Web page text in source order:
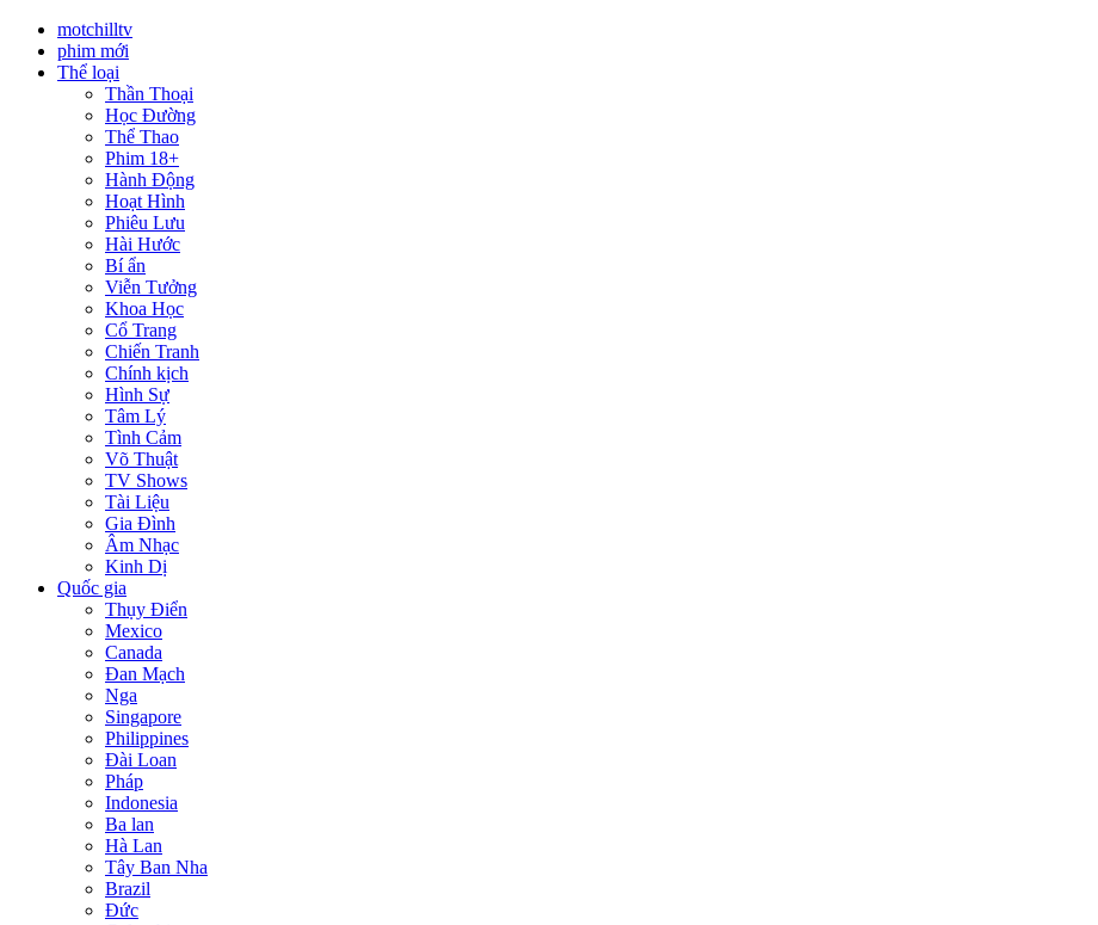
motchilltv
phim mới
Thể loại
Thần Thoại
Học Đường
Thể Thao
Phim 18+
Hành Động
Hoạt Hình
Phiêu Lưu
Hài Hước
Bí ẩn
Viễn Tưởng
Khoa Học
Cổ Trang
Chiến Tranh
Chính kịch
Hình Sự
Tâm Lý
Tình Cảm
Võ Thuật
TV Shows
Tài Liệu
Gia Đình
Âm Nhạc
Kinh Dị
Quốc gia
Thụy Điển
Mexico
Canada
Đan Mạch
Nga
Singapore
Philippines
Đài Loan
Pháp
Indonesia
Ba lan
Hà Lan
Tây Ban Nha
Brazil
Đức